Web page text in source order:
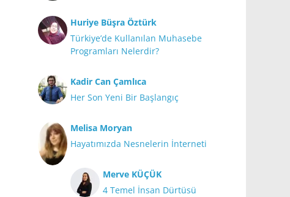
Huriye Büşra Öztürk
Türkiye’de Kullanılan Muhasebe
Programları Nelerdir?
Kadir Can Çamlıca
Her Son Yeni Bir Başlangıç
Melisa Moryan
Hayatımızda Nesnelerin İnterneti
Merve KÜÇÜK
4 Temel İnsan Dürtüsü